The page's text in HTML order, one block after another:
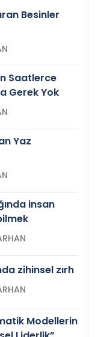
Besinler
Saatlerce
Gerek Yok
Yaz
insan
Nevzat TARHAN
zihinsel zırh
Nevzat TARHAN
Modellerin